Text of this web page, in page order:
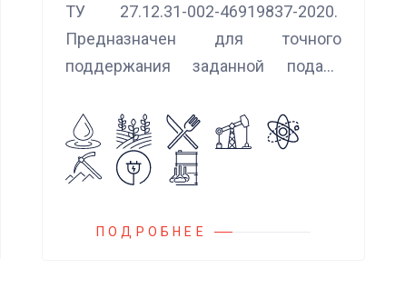
ТУ 27.12.31-002-46919837-2020.
Предназначен для точного
поддержания заданной подачи
встроенных алгоритмов
управления.
Блок управления Ареоматик
российских и иностранных
ПОДРОБНЕЕ